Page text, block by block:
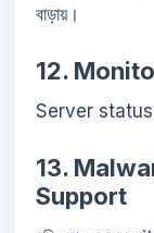
বাড়ায়।
12.
Server
13.
Support